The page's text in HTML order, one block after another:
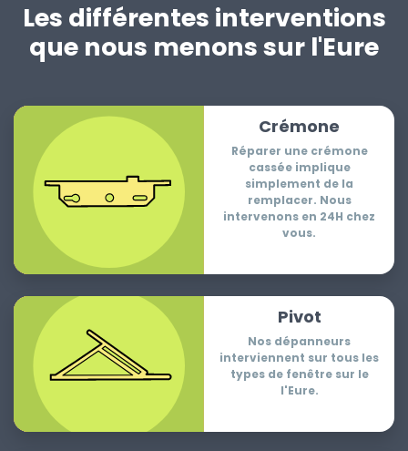
Les différentes interventions
que nous menons sur l'Eure
Crémone
Réparer une crémone
cassée implique
simplement de la
remplacer. Nous
intervenons en 24H chez
vous.
Pivot
Nos dépanneurs
interviennent sur tous les
types de fenêtre sur le
l'Eure.